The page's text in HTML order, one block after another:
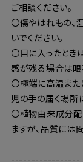
ご相談ください。
〇傷やはれもの、
いでください。
〇目に入ったとき
感が残る場合は眼
〇極端に高温ま
児の手の届く場所
〇植物由来成分配
ますが、品質には
-----------------